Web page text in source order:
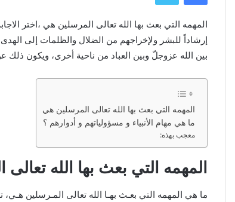
المهمه التي بعث بها الله تعالى المرسلين هي ،اختر
إرشاداً للبشر ولإخراجهم من الضلال والظلمات إلى
بين الله عزوجلّ وبين العباد من ناحية أخرى، ويكون
المهمه التي بعث بها الله تعالى المرسلين هي
ما هي مهام الأنبياء و مسؤولياتهم و أدوارهم ؟
معجب بهذه:
المهمه التي بعث بها الله
ما هي المهمه التي بعـث بهـا الله تعالى المـرسلين